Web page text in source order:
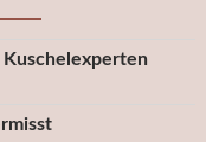
Kuschelexperten